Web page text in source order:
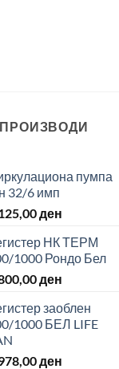
пумпа
32/6 имп
ден
НК ТЕРМ
1000 Рондо Бел
ден
заоблен
1000 БЕЛ LIFE
ден